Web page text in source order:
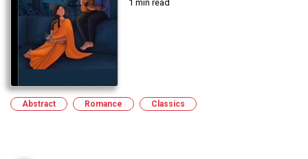
1 min read
Abstract Romance Classics